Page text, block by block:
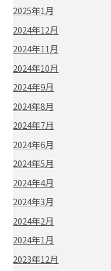
2025年1月
2024年12月
2024年11月
2024年10月
2024年9月
2024年8月
2024年7月
2024年6月
2024年5月
2024年4月
2024年3月
2024年2月
2024年1月
2023年12月